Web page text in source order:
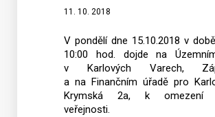
11. 10. 2018
V pondělí dne 15.10.2018 v
10:00 hod. dojde na
v Karlových Varech,
a na Finančním úřadě pro
Krymská 2a, k omezení
veřejnosti.